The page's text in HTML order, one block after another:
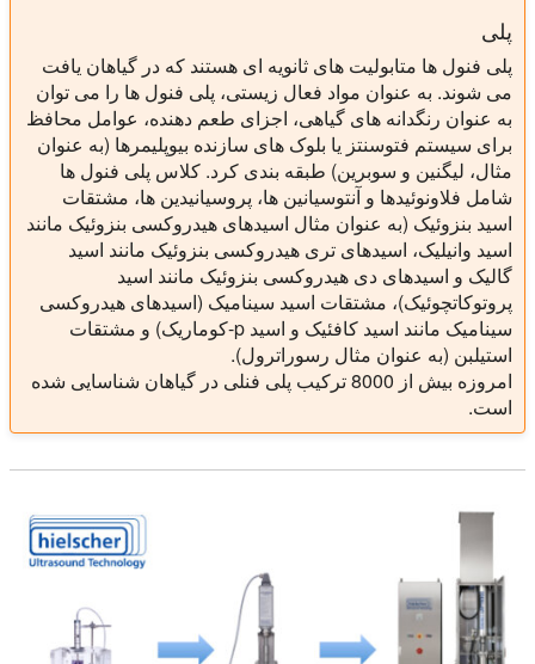
پلی
پلی فنول ها متابولیت های ثانویه ای هستند که در گیاهان یافت
می شوند. به عنوان مواد فعال زیستی، پلی فنول ها را می توان
به عنوان رنگدانه های گیاهی، اجزای طعم دهنده، عوامل محافظ
برای سیستم فتوسنتز یا بلوک های سازنده بیوپلیمرها (به عنوان
مثال، لیگنین و سوبرین) طبقه بندی کرد. کلاس پلی فنول ها
شامل فلاونوئیدها و آنتوسیانین ها، پروسیانیدین ها، مشتقات
اسید بنزوئیک (به عنوان مثال اسیدهای هیدروکسی بنزوئیک مانند
اسید وانیلیک، اسیدهای تری هیدروکسی بنزوئیک مانند اسید
گالیک و اسیدهای دی هیدروکسی بنزوئیک مانند اسید
پروتوکاتچوئیک)، مشتقات اسید سینامیک (اسیدهای هیدروکسی
سینامیک مانند اسید کافئیک و اسید p-کوماریک) و مشتقات
استیلبن (به عنوان مثال رسوراترول).
امروزه بیش از 8000 ترکیب پلی فنلی در گیاهان شناسایی شده
است.